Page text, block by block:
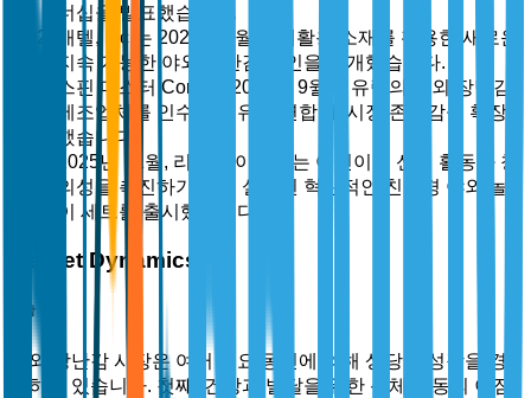
너십을 발표했습니다.
매텔, Inc.는 2025년 6월에 재활용 소재를 활용한 새로운
지속 가능한 야외 장난감 라인을 공개했습니다.
스핀 마스터 Corp.는 2025년 9월에 유럽의 야외 장난감
제조업체를 인수하여 유럽 연합 내 시장 존재감을 확장
했습니다.
2025년 11월, 리틀 타이크스는 어린이의 신체 활동과 창
의성을 촉진하기 위해 설계된 혁신적인 친환경 야외 놀
이 세트를 출시했습니다.
Market Dynamics
시장 동인
야외 장난감 시장은 여러 주요 동인에 의해 상당한 성장을 경
험하고 있습니다. 첫째, 건강과 발달을 위한 신체 활동의 이점